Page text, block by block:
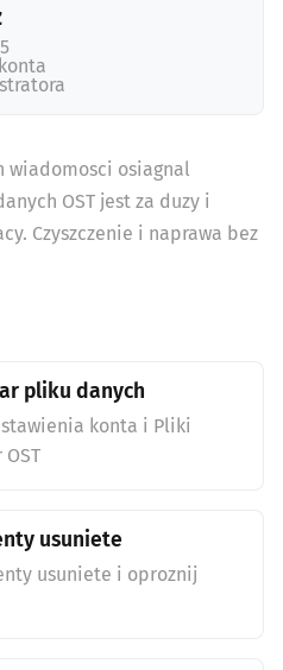
wiadomosci osiagnal
OST jest za duzy i
Czyszczenie i naprawa bez
pliku danych
konta i Pliki
usuniete
usuniete i oproznij